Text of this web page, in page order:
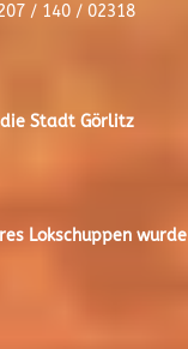
/ 140 / 02318
Stadt Görlitz
Lokschuppen